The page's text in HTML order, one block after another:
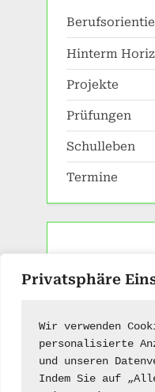
Privatsphäre
Wir verwenden
personalisierte
und unseren
Indem Sie auf
Hinterm
Projekte
Prüfungen
Schulleben
Termine